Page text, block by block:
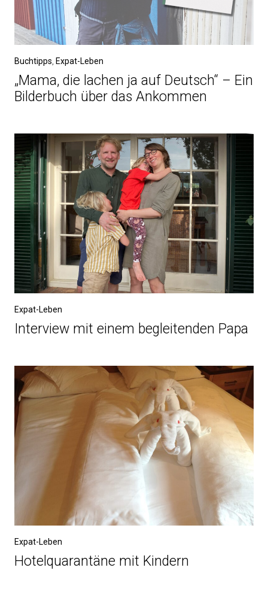
Buchtipps Expat-Leben
„Mama, die lachen ja auf Deutsch“ – Ein
Bilderbuch über das Ankommen
Expat-Leben
Interview mit einem begleitenden Papa
Expat-Leben
Hotelquarantäne mit Kindern